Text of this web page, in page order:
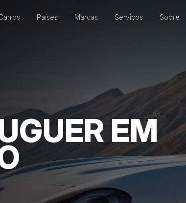
Países Marcas Serviços Sobre
EM